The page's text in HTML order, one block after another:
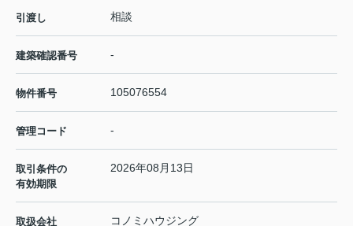
引渡し 相談
建築確認番号 -
物件番号 105076554
管理コード -
取引条件の
有効期限
2026年08月13日
取扱会社
コノミハウジング